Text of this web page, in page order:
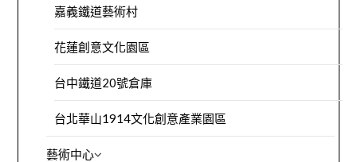
嘉義鐵道藝術村
花蓮創意文化園區
台中鐵道20號倉庫
台北華山1914文化創意產業園區
藝術中心